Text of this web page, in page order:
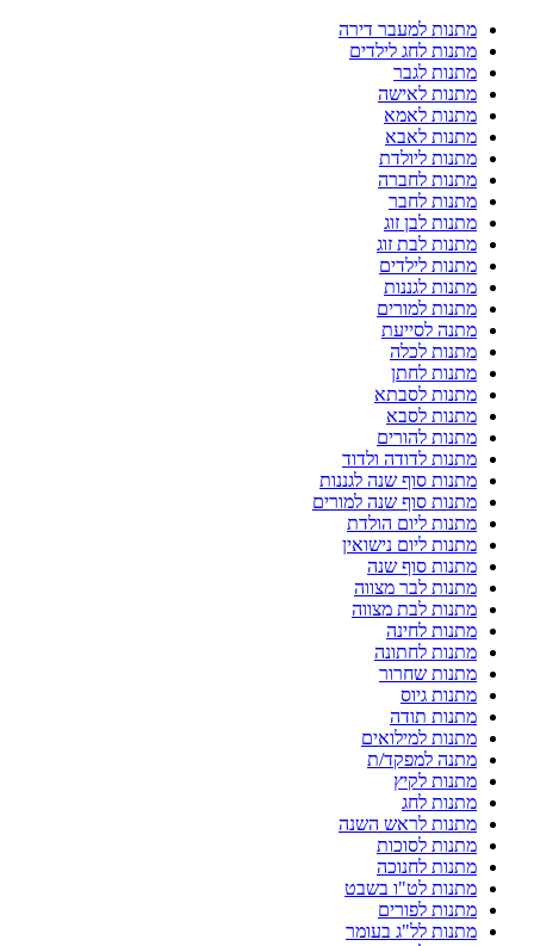
מתנות למעבר דירה
מתנות לחג לילדים
מתנות לגבר
מתנות לאישה
מתנות לאמא
מתנות לאבא
מתנות ליולדת
מתנות לחברה
מתנות לחבר
מתנות לבן זוג
מתנות לבת זוג
מתנות לילדים
מתנות לגננות
מתנות למורים
מתנה לסייעת
מתנות לכלה
מתנות לחתן
מתנות לסבתא
מתנות לסבא
מתנות להורים
מתנות לדודה ולדוד
מתנות סוף שנה לגננות
מתנות סוף שנה למורים
מתנות ליום הולדת
מתנות ליום נישואין
מתנות סוף שנה
מתנות לבר מצווה
מתנות לבת מצווה
מתנות לחינה
מתנות לחתונה
מתנות שחרור
מתנות גיוס
מתנות תודה
מתנות למילואים
מתנה למפקד/ת
מתנות לקיץ
מתנות לחג
מתנות לראש השנה
מתנות לסוכות
מתנות לחנוכה
מתנות לט"ו בשבט
מתנות לפורים
מתנות לל"ג בעומר